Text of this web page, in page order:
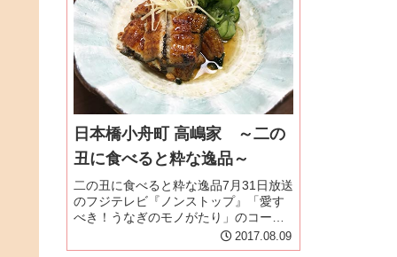
日本橋小舟町 高嶋家 ～二の
丑に食べると粋な逸品～
二の丑に食べると粋な逸品7月31日放送
のフジテレビ『ノンストップ』「愛す
べき！うなぎのモノがたり」のコーナ
ーで『高嶋家』五代目・鴛尾明さんが
VTR出演されました。五代目が紹介す
2017.08.09